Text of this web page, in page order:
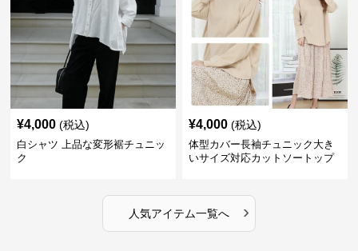
¥4,000 (税込)
白シャツ 上品な変形裾チュニッ
ク
¥4,000 (税込)
体型カバー長袖チュニック大き
いサイズ対応カットソートップ
人気アイテム一覧へ ›